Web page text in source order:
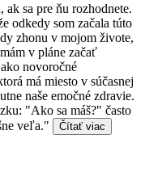
sa pre ňu rozhodnete.
odkedy som začala túto
zhonu v mojom živote,
v pláne začať
novoročné
má miesto v súčasnej
naše emočné zdravie.
"Ako sa máš?" často
veľa."
Čítať viac